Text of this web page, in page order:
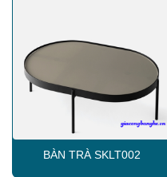
BÀN TRÀ SKLT002